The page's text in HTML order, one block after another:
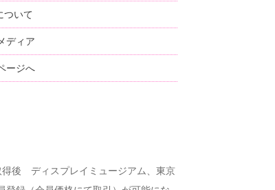
ついて
ディア
ージへ
得後 ディスプレイミュージアム、東京